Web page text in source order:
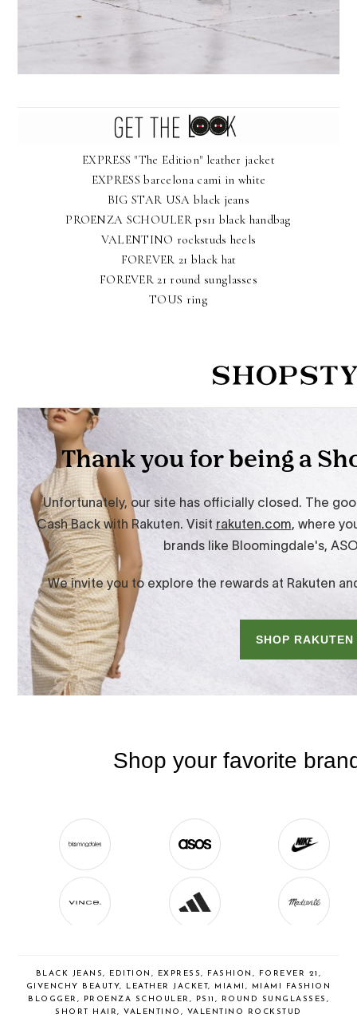
EXPRESS "The Edition" leather jacket
EXPRESS barcelona cami in white
BIG STAR USA black jeans
PROENZA SCHOULER ps11 black handbag
VALENTINO rockstuds heels
FOREVER 21 black hat
FOREVER 21 round sunglasses
TOUS ring
BLACK JEANS, EDITION , EXPRESS, FASHION , FOREVER 21 ,
GIVENCHY BEAUTY, LEATHER JACKET, MIAMI ,
MIAMI FASHION
BLOGGER , PROENZA SCHOULER , PS11 , ROUND SUNGLASSES ,
SHORT HAIR,VALENTINO , VALENTINO ROCKSTUD